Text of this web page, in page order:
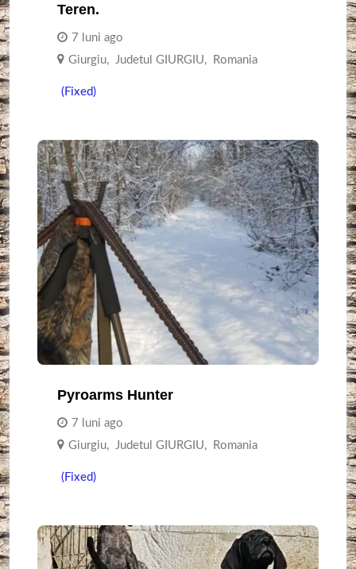
Teren.
7 luni ago
Giurgiu, Judetul GIURGIU, Romania
(Fixed)
Pyroarms Hunter
7 luni ago
Giurgiu, Judetul GIURGIU, Romania
(Fixed)